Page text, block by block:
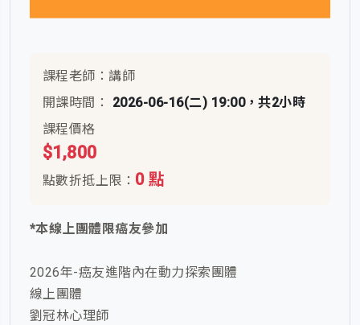
課程老師：講師
開課時間： 2026-06-16(二) 19:00，共2小時
課程價格
$1,800
點數折抵上限： 0 點
*本線上團體限癌友參加
2026年-癌友進階內在動力探索團體
線上團體
劉冠林心理師